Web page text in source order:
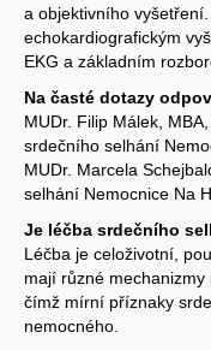
a objektivního
echokardiografickým
EKG a základním
Na časté dotazy
MUDr. Filip Málek,
srdečního selhání
MUDr. Marcela
selhání Nemocnice Na
Je léčba srdečního
Léčba je celoživotní,
mají různé
čímž mírní příznaky
nemocného.